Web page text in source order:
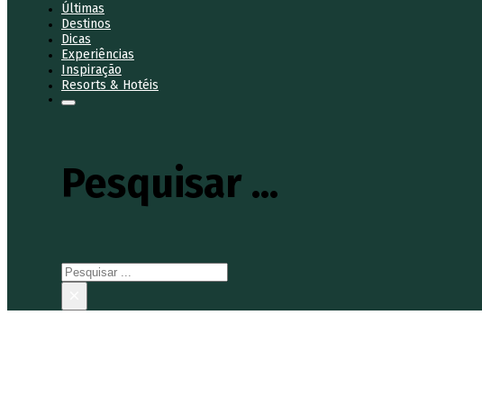
Últimas
Destinos
Dicas
Experiências
Inspiração
Resorts & Hotéis
Pesquisar ...
Pesquisar